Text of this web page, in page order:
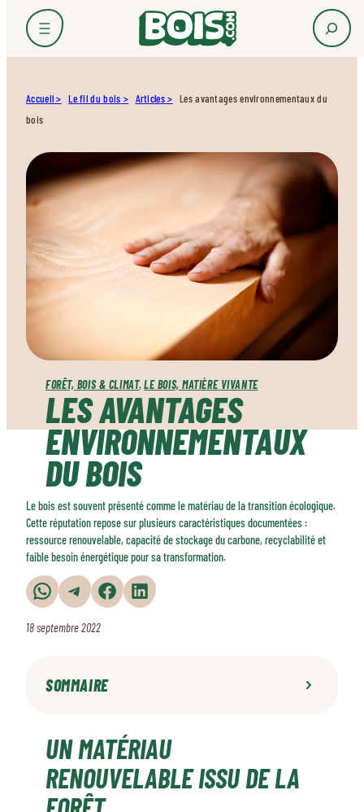
Accueil Le fil du bois Articles
Les avantages environnementaux du
bois
FORÊT, BOIS & CLIMAT, LE BOIS, MATIÈRE VIVANTE
LES AVANTAGES
ENVIRONNEMENTAUX
DU BOIS
Le bois est souvent présenté comme le matériau de la transition écologique.
Cette réputation repose sur plusieurs caractéristiques documentées :
ressource renouvelable, capacité de stockage du carbone, recyclabilité et
faible besoin énergétique pour sa transformation.
Partager sur WhatsApp Partager sur Telegram Partager sur Facebook Partager sur LinkedIn
18 septembre 2022
SOMMAIRE
Un matériau léger, sec et isolant
Un matériau qui agit pour la décarbonation
UN MATÉRIAU
RENOUVELABLE ISSU DE LA